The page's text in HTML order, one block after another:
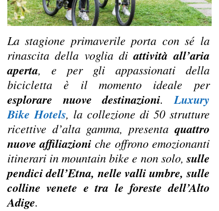
La stagione primaverile porta con sé la
rinascita della voglia diattività all’aria
aperta, e per gli appassionati della
bicicletta è il momento ideale per
esplorare nuove destinazioni. Luxury
Bike Hotels, la collezione di 50 strutture
ricettive d’alta gamma, presenta quattro
nuove affiliazioni che offrono emozionanti
itinerari in mountain bike e non solo,sulle
pendici dell’Etna, nelle valli umbre, sulle
colline venete e tra le foreste dell’Alto
Adige.